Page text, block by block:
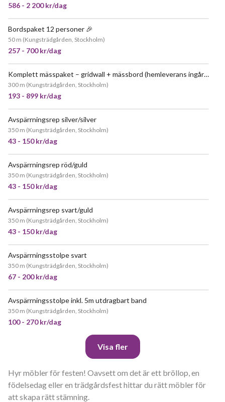
586 - 2 200 kr/dag
Bordspaket 12 personer 🎉
50 m (Kungsträdgården, Stockholm)
257 - 700 kr/dag
Komplett mässpaket – gridwall + mässbord (hemleverans ingår i stockholm)
300 m (Kungsträdgården, Stockholm)
193 - 899 kr/dag
Avspärrningsrep silver/silver
350 m (Kungsträdgården, Stockholm)
43 - 150 kr/dag
Avspärrningsrep röd/guld
350 m (Kungsträdgården, Stockholm)
43 - 150 kr/dag
Avspärrningsrep svart/guld
350 m (Kungsträdgården, Stockholm)
43 - 150 kr/dag
Avspärrningsstolpe svart
350 m (Kungsträdgården, Stockholm)
67 - 200 kr/dag
Avspärrningsstolpe inkl. 5m utdragbart band
350 m (Kungsträdgården, Stockholm)
100 - 270 kr/dag
Visa fler
Hyr möbler för festen! Oavsett om det är ett bröllop, en
födelsedag eller en trädgårdsfest hittar du rätt möbler för
att skapa rätt stämning.